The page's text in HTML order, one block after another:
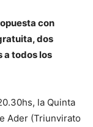
con
dos
a todos los
la Quinta
Ader (Triunvirato